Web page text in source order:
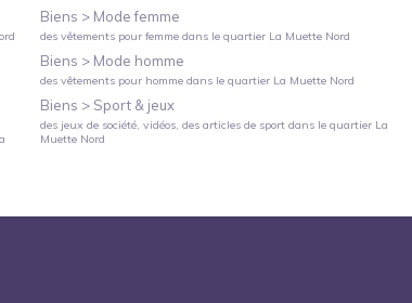
Biens > Mode femme
des vêtements pour femme dans le quartier La Muette Nord
Biens > Mode homme
des vêtements pour homme dans le quartier La Muette Nord
Biens > Sport & jeux
des jeux de société, vidéos, des articles de sport dans le quartier La
Muette Nord